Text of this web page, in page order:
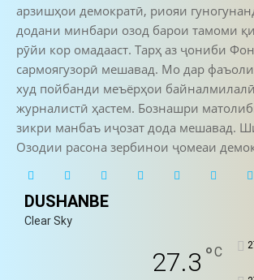
арзишҳои демократӣ, риояи
додани минбари озод барои тамоми
рӯйи кор омадааст. Тарҳ аз ҷониби
сармоягузорӣ мешавад. Мо дар
худ пойбанди меъёрҳои
журналистӣ ҳастем. Бознашри
зикри манбаъ иҷозат дода мешавад.
Озодии расона зербинои ҷомеаи
DUSHANBE
Clear Sky
27.3 °C